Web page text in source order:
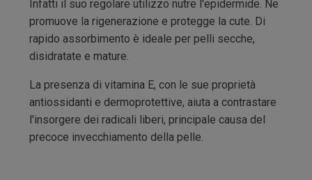
Infatti il suo regolare utilizzo nutre l'epidermide. Ne
promuove la rigenerazione e protegge la cute. Di
rapido assorbimento è ideale per pelli secche,
disidratate e mature.
La presenza di vitamina E, con le sue proprietà
antiossidanti e dermoprotettive, aiuta a contrastare
l'insorgere dei radicali liberi, principale causa del
precoce invecchiamento della pelle.